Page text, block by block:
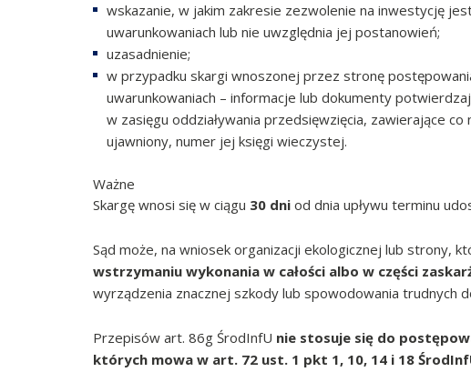
wskazanie, w jakim zakresie zezwolenie na inwestycję
uwarunkowaniach lub nie uwzględnia jej postanowień;
uzasadnienie;
w przypadku skargi wnoszonej przez stronę
uwarunkowaniach – informacje lub dokumenty
w zasięgu oddziaływania przedsięwzięcia, zawierające
ujawniony, numer jej księgi wieczystej.
Ważne
Skargę wnosi się w ciągu 30 dni od dnia upływu terminu
Sąd może, na wniosek organizacji ekologicznej lub strony,
wstrzymaniu wykonania w całości albo w części
wyrządzenia znacznej szkody lub spowodowania trudnych
Przepisów art. 86g ŚrodInfU nie stosuje się do
których mowa w art. 72 ust. 1 pkt 1, 10, 14 i 18